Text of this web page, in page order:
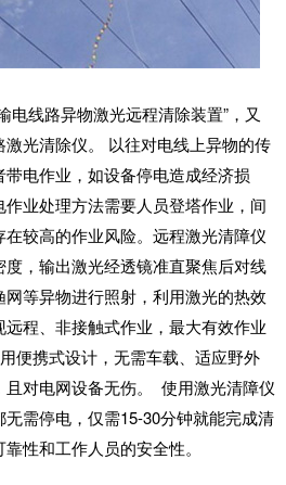
电线路异物激光远程清除装置”，又
激光清除仪。 以往对电线上异物的传
电作业，如设备停电造成经济损
业处理方法需要人员登塔作业，间
较高的作业风险。远程激光清障仪
，输出激光经透镜准直聚焦后对线
等异物进行照射，利用激光的热效
程、非接触式作业，最大有效作业
便携式设计，无需车载、适应野外
对电网设备无伤。 使用激光清障仪
需停电，仅需15-30分钟就能完成清
性和工作人员的安全性。